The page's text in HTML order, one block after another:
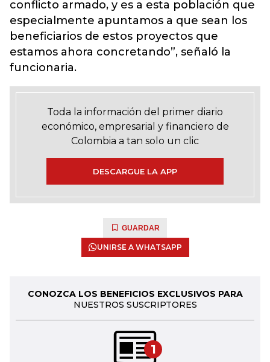
conflicto armado, y es a esta población que
especialmente apuntamos a que sean los
beneficiarios de estos proyectos que
estamos ahora concretando”, señaló la
funcionaria.
Toda la información del primer diario
económico, empresarial y financiero de
Colombia a tan solo un clic
DESCARGUE LA APP
GUARDAR
UNIRSE A WHATSAPP
CONOZCA LOS BENEFICIOS EXCLUSIVOS PARA
NUESTROS SUSCRIPTORES
1